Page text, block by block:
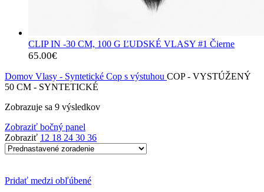
CLIP IN -30 CM, 100 G ĽUDSKÉ VLASY #1 Čierne
65.00€
Domov Vlasy - Syntetické Cop s výstuhou COP - VYSTÚŽENÝ
50 CM - SYNTETICKÉ
Zobrazuje sa 9 výsledkov
Zobraziť bočný panel
Zobraziť 12 18 24 30 36
Pridať medzi obľúbené